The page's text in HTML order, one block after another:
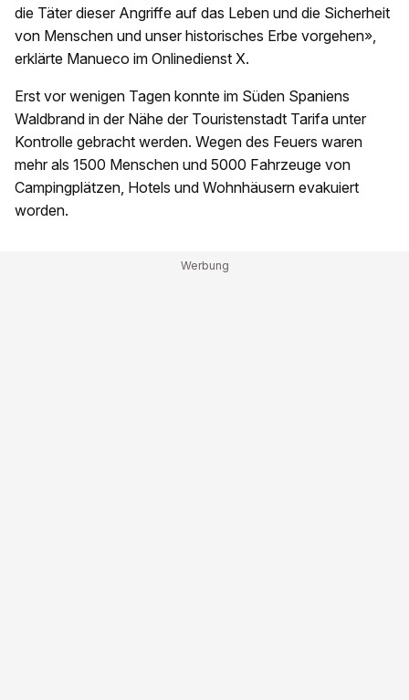
die Täter dieser Angriffe auf das Leben und die Sicherheit
von Menschen und unser historisches Erbe vorgehen»,
erklärte Manueco im Onlinedienst X.
Erst vor wenigen Tagen konnte im Süden Spaniens
Waldbrand in der Nähe der Touristenstadt Tarifa unter
Kontrolle gebracht werden. Wegen des Feuers waren
mehr als 1500 Menschen und 5000 Fahrzeuge von
Campingplätzen, Hotels und Wohnhäusern evakuiert
worden.